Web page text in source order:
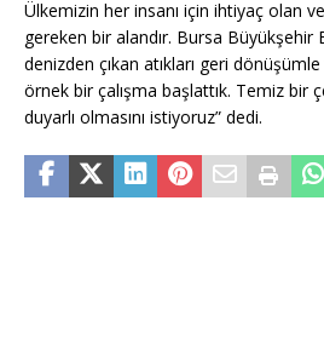
Ülkemizin her insanı için ihtiyaç olan
gereken bir alandır. Bursa Büyükşehir
denizden çıkan atıkları geri
örnek bir çalışma başlattık. Temiz bir
duyarlı olmasını istiyoruz” dedi.